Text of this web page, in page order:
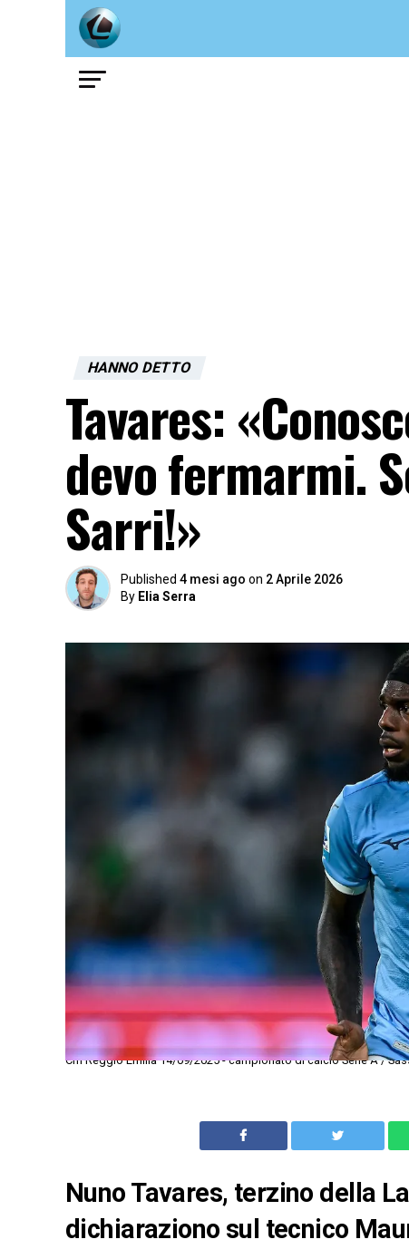
HANNO DETTO
Tavares:
devo fermarmi.
Sarri!»
Published 4 mesi ago on 2 Aprile 2026
By Elia Serra
Cm Reggio Emilia 14/09/2025 - campionato di calcio Serie A /
Nuno Tavares, terzino della
dichiaraziono sul tecnico